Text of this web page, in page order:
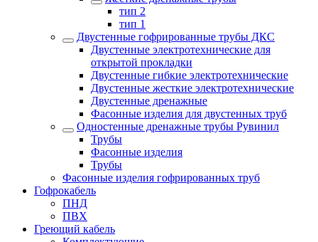
тип 2
тип 1
Двустенные гофрированные трубы ДКС
Двустенные электротехнические для
открытой прокладки
Двустенные гибкие электротехнические
Двустенные жесткие электротехнические
Двустенные дренажные
Фасонные изделия для двустенных труб
Одностенные дренажные трубы Рувинил
Трубы
Фасонные изделия
Трубы
Фасонные изделия гофрированных труб
Гофрокабель
ПНД
ПВХ
Греющий кабель